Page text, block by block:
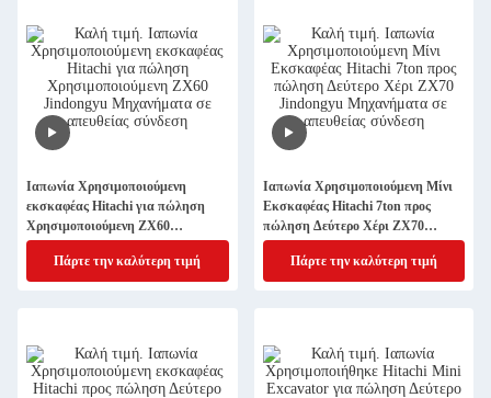
Ιαπωνία Χρησιμοποιούμενη
εκσκαφέας Hitachi για πώληση
Χρησιμοποιούμενη ZX60
Jindongyu Μηχανήματα
Πάρτε την καλύτερη τιμή
Ιαπωνία Χρησιμοποιούμενη Μίνι
Εκσκαφέας Hitachi 7ton προς
πώληση Δεύτερο Χέρι ZX70
Jindongyu Μηχανήματα
Πάρτε την καλύτερη τιμή